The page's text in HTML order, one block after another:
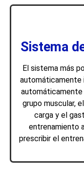
Sistema
El sistema más
automáticamente
automáticamente
grupo muscular,
carga y el
entrenamiento
prescribir el